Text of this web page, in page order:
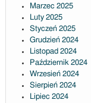
Marzec 2025
Luty 2025
Styczeń 2025
Grudzień 2024
Listopad 2024
Październik 2024
Wrzesień 2024
Sierpień 2024
Lipiec 2024